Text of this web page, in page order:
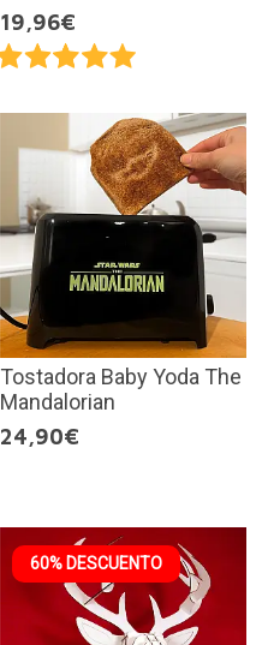
19,96€
Tostadora Baby Yoda The
Mandalorian
24,90€
60% DESCUENTO